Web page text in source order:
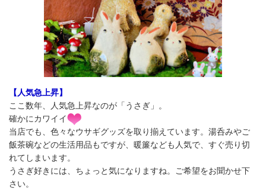
【人気急上昇】
ここ数年、人気急上昇なのが「うさぎ」。
確かにカワイイ
当店でも、色々なウサギグッズを取り揃えています。湯呑みやご
飯茶碗などの生活用品もですが、暖簾なども人気で、すぐ売り切
れてしまいます。
うさぎ好きには、ちょっと気になりますね。ご希望をお聞かせ下
さい。